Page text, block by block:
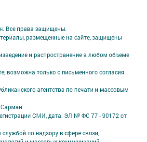
Все права защищены.
размещенные на сайте, защищены
и распространение в любом объеме
возможна только с письменного согласия
агентства по печати и массовым
СМИ, дата: ЭЛ № ФС 77 - 90172 от
по надзору в сфере связи,